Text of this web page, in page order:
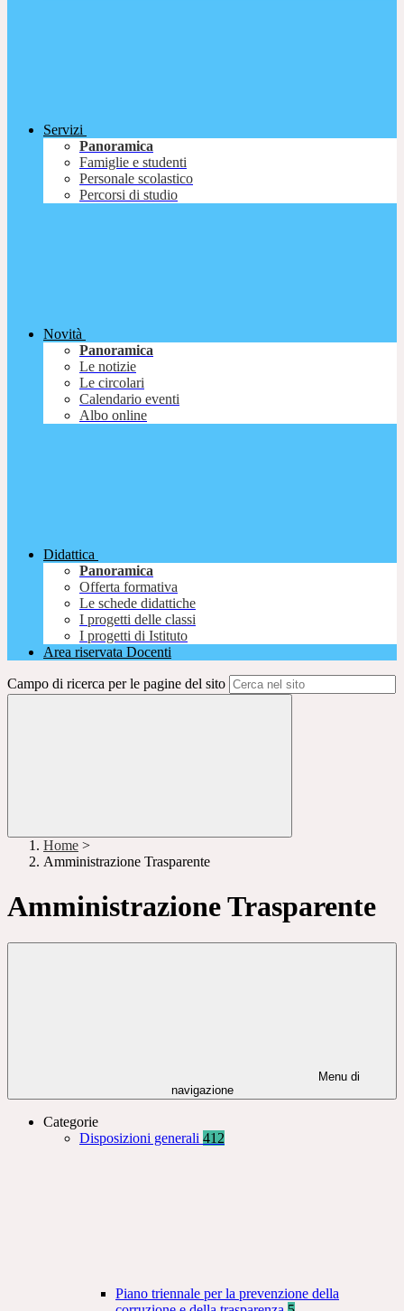
Servizi
Panoramica
Famiglie e studenti
Personale scolastico
Percorsi di studio
Novità
Panoramica
Le notizie
Le circolari
Calendario eventi
Albo online
Didattica
Panoramica
Offerta formativa
Le schede didattiche
I progetti delle classi
I progetti di Istituto
Area riservata Docenti
Campo di ricerca per le pagine del sito
Home >
Amministrazione Trasparente
Amministrazione Trasparente
Menu di
navigazione
Categorie
Disposizioni generali 412
Piano triennale per la prevenzione della